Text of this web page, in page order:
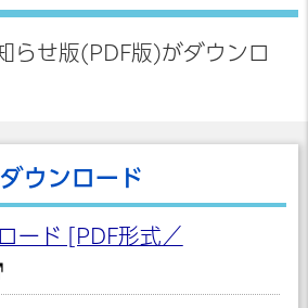
らせ版(PDF版)がダウンロ
ウンロード
ード [PDF形式／